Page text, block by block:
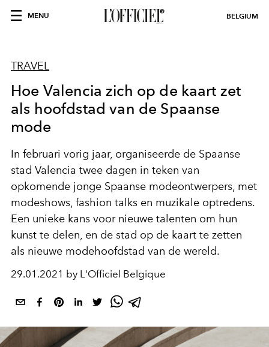
MENU BELGIUM
TRAVEL
Hoe Valencia zich op de kaart zet
als hoofdstad van de Spaanse
mode
In februari vorig jaar, organiseerde de Spaanse
stad Valencia twee dagen in teken van
opkomende jonge Spaanse modeontwerpers, met
modeshows, fashion talks en muzikale optredens.
Een unieke kans voor nieuwe talenten om hun
kunst te delen, en de stad op de kaart te zetten
als nieuwe modehoofdstad van de wereld.
29.01.2021 by L'Officiel Belgique